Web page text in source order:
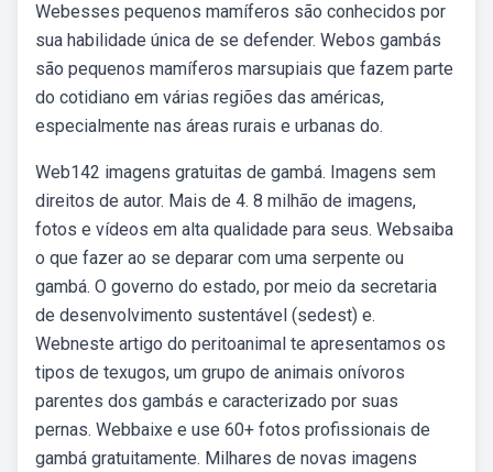
Webesses pequenos mamíferos são conhecidos por
sua habilidade única de se defender. Webos gambás
são pequenos mamíferos marsupiais que fazem parte
do cotidiano em várias regiões das américas,
especialmente nas áreas rurais e urbanas do.
Web142 imagens gratuitas de gambá. Imagens sem
direitos de autor. Mais de 4. 8 milhão de imagens,
fotos e vídeos em alta qualidade para seus. Websaiba
o que fazer ao se deparar com uma serpente ou
gambá. O governo do estado, por meio da secretaria
de desenvolvimento sustentável (sedest) e.
Webneste artigo do peritoanimal te apresentamos os
tipos de texugos, um grupo de animais onívoros
parentes dos gambás e caracterizado por suas
pernas. Webbaixe e use 60+ fotos profissionais de
gambá gratuitamente. Milhares de novas imagens